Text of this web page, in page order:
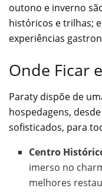
outono e inverno
históricos e trilhas;
experiências
Onde Ficar
Paraty dispõe de
hospedagens,
sofisticados, para
Centro
imerso no
melhores